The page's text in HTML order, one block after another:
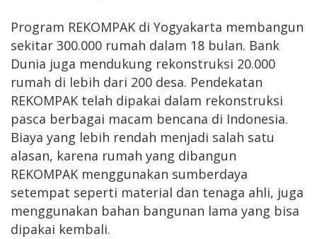
Program REKOMPAK di Yogyakarta membangun
sekitar 300.000 rumah dalam 18 bulan. Bank
Dunia juga mendukung rekonstruksi 20.000
rumah di lebih dari 200 desa. Pendekatan
REKOMPAK telah dipakai dalam rekonstruksi
pasca berbagai macam bencana di Indonesia.
Biaya yang lebih rendah menjadi salah satu
alasan, karena rumah yang dibangun
REKOMPAK menggunakan sumberdaya
setempat seperti material dan tenaga ahli, juga
menggunakan bahan bangunan lama yang bisa
dipakai kembali.